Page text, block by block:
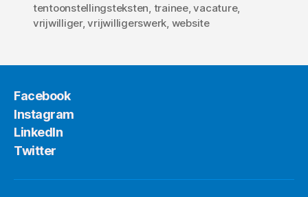
tentoonstellingsteksten trainee,vacature,
vrijwilliger,vrijwilligerswerk website
Facebook
Instagram
LinkedIn
Twitter